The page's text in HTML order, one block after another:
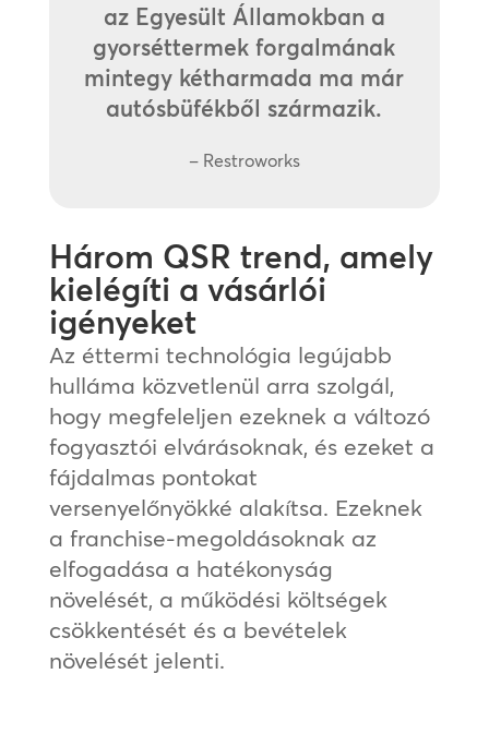
az Egyesült Államokban a
gyorséttermek forgalmának
mintegy kétharmada ma már
autósbüfékből származik.
– Restroworks
Három QSR trend, amely
kielégíti a vásárlói
igényeket
Az éttermi technológia legújabb
hulláma közvetlenül arra szolgál,
hogy megfeleljen ezeknek a változó
fogyasztói elvárásoknak, és ezeket a
fájdalmas pontokat
versenyelőnyökké alakítsa. Ezeknek
a franchise-megoldásoknak az
elfogadása a hatékonyság
növelését, a működési költségek
csökkentését és a bevételek
növelését jelenti.